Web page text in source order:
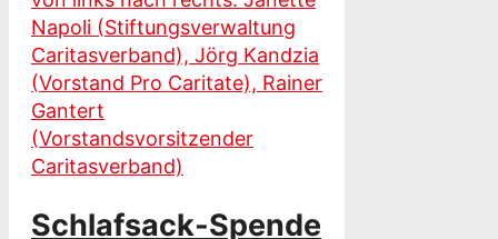
Napoli (Stiftungsverwaltung
Caritasverband), Jörg Kandzia
(Vorstand Pro Caritate), Rainer
Gantert
(Vorstandsvorsitzender
Caritasverband)
Schlafsack-Spende